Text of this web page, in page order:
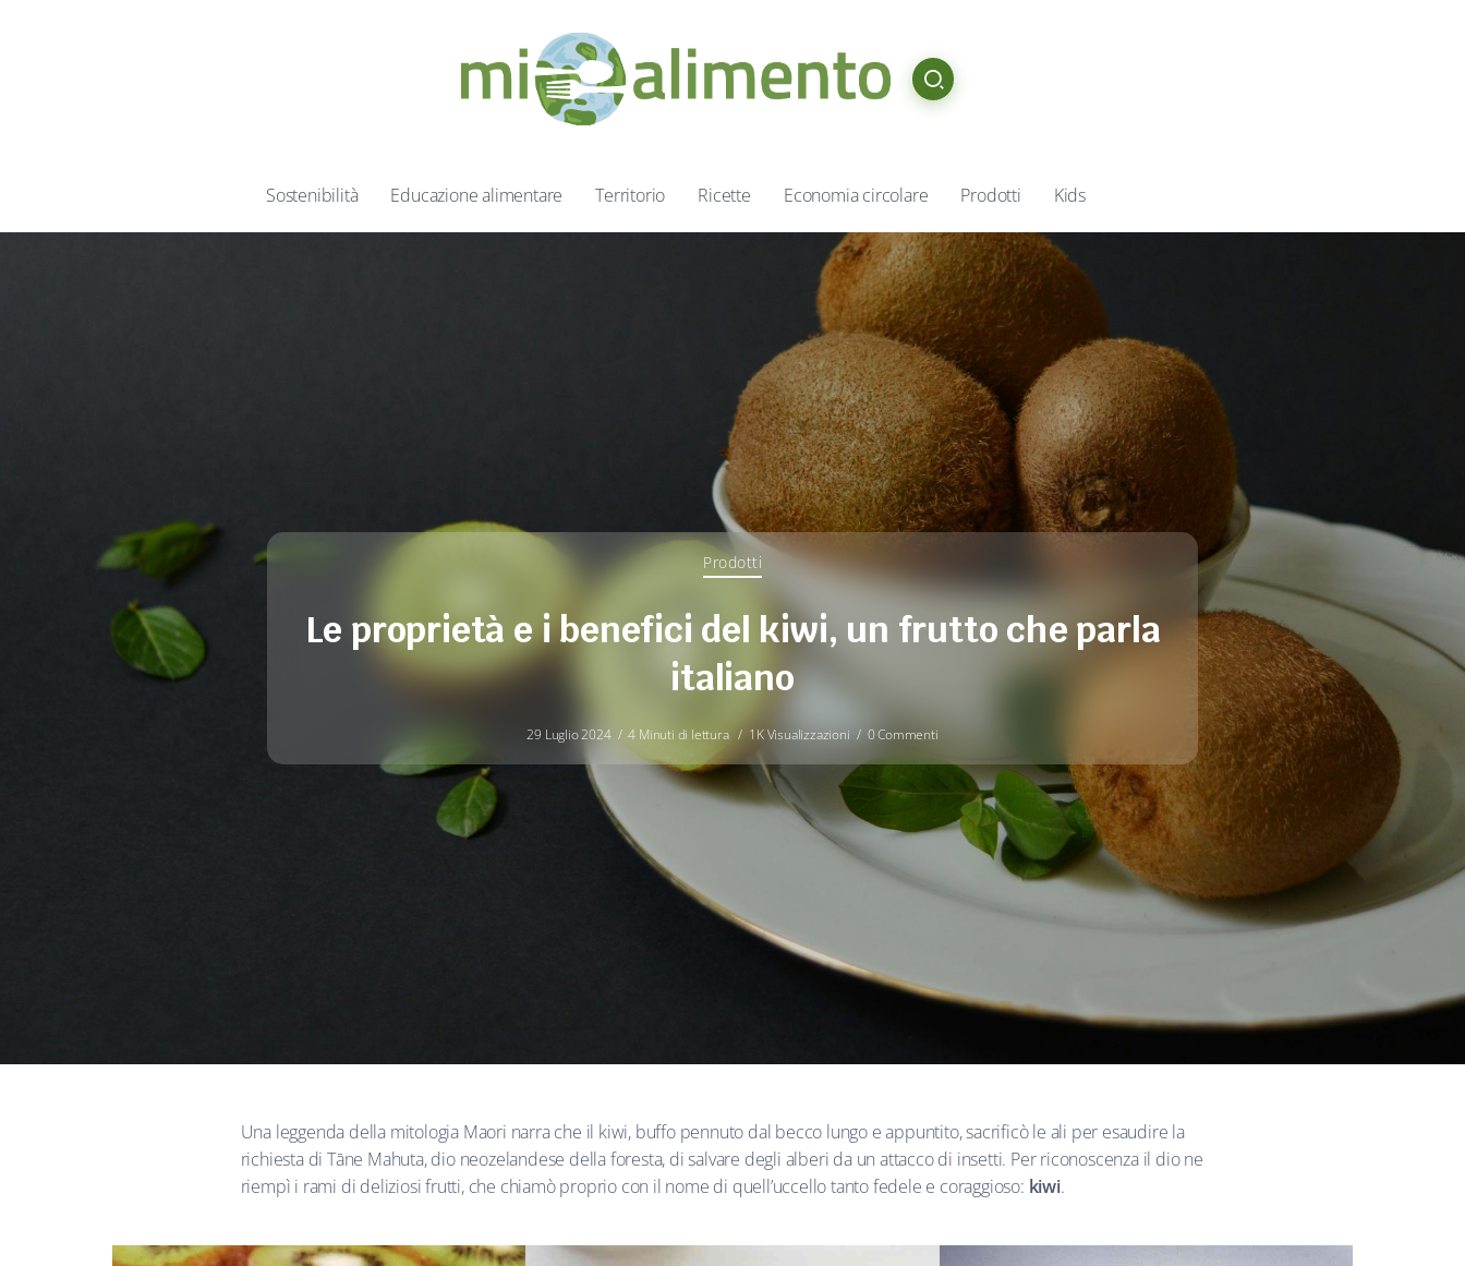
Sostenibilità Educazione alimentare Territorio Ricette Economia circolare Prodotti Kids
Prodotti
Le proprietà e i benefici del kiwi, un frutto che parla
italiano
29 Luglio 2024 4 Minuti di lettura 1K Visualizzazioni 0 Commenti
Una leggenda della mitologia Maori narra che il kiwi, buffo pennuto dal becco lungo e appuntito, sacrificò le ali per esaudire la
richiesta di Tāne Mahuta, dio neozelandese della foresta, di salvare degli alberi da un attacco di insetti. Per riconoscenza il dio ne
riempì i rami di deliziosi frutti, che chiamò proprio con il nome di quell’uccello tanto fedele e coraggioso: kiwi.